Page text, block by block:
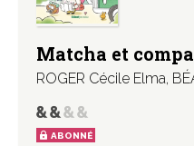
Matcha et
ROGER Cécile Elma,
ABONNÉ